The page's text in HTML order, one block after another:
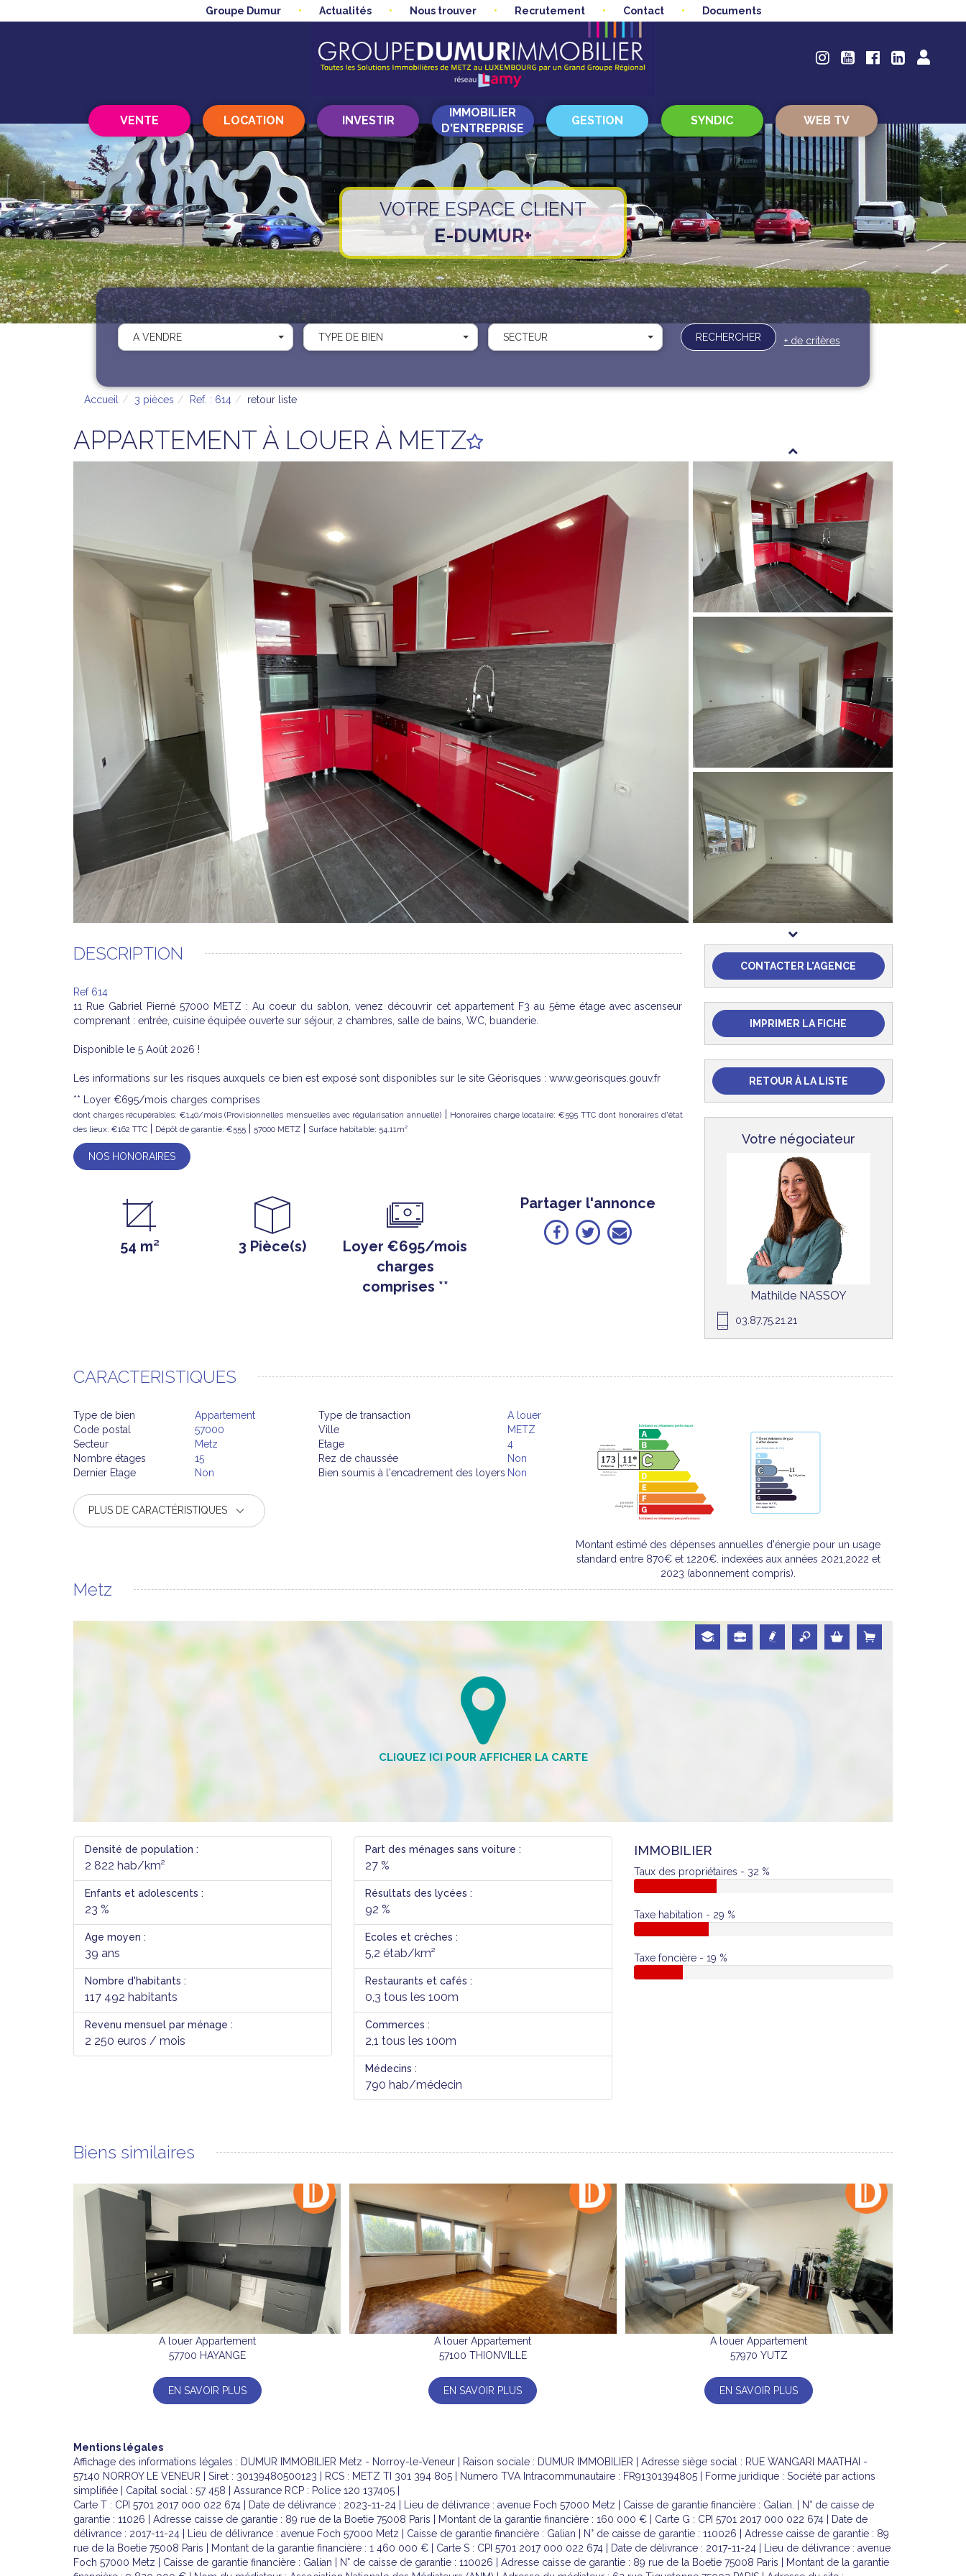
Groupe Dumur Actualités Nous trouver Recrutement Contact Documents
VENTE LOCATION INVESTIR
IMMOBILIER
D'ENTREPRISE
GESTION SYNDIC WEB TV
VOTRE ESPACE CLIENT
E-DUMUR+
A VENDRE TYPE DE BIEN SECTEUR RECHERCHER + de critères
Accueil 3 pièces Ref. : 614 retour liste
APPARTEMENT À LOUER À METZ
DESCRIPTION
Ref 614
11 Rue Gabriel Pierné 57000 METZ : Au coeur du sablon, venez découvrir cet appartement F3 au 5ème étage avec ascenseur
comprenant : entrée, cuisine équipée ouverte sur séjour, 2 chambres, salle de bains, WC, buanderie.
Disponible le 5 Août 2026 !
Les informations sur les risques auxquels ce bien est exposé sont disponibles sur le site Géorisques : www.georisques.gouv.fr
**
Loyer €695/mois charges comprises
dont charges récupérables: €140/mois (Provisionnelles mensuelles avec régularisation annuelle)| Honoraires charge locataire: €595 TTC dont honoraires d'état
des lieux: €162 TTC
Dépôt de garantie: €555 57000 METZ Surface habitable: 54.11m²
NOS HONORAIRES
54 m² 3 Pièce(s)
Loyer €695/mois
charges
comprises **
Partager l'annonce
CONTACTER L'AGENCE
IMPRIMER LA FICHE
RETOUR À LA LISTE
Votre négociateur
Mathilde NASSOY
03.87.75.21.21
CARACTERISTIQUES
Type de bien
Appartement
Code postal
57000
Secteur
Metz
Nombre étages
15
Dernier Etage
Non
Type de transaction
A louer
Ville
METZ
Etage
4
Rez de chaussée
Non
Bien soumis à l'encadrement des loyers Non
PLUS DE CARACTÉRISTIQUES
Montant estimé des dépenses annuelles d'énergie pour un usage
standard entre 870€ et 1220€. indexées aux années 2021,2022 et
2023 (abonnement compris).
Metz
Densité de population :
2 822 hab/km²
Enfants et adolescents :
23 %
Age moyen :
39 ans
Nombre d'habitants :
117 492 habitants
Revenu mensuel par ménage :
2 250 euros / mois
Part des ménages sans voiture :
27 %
Résultats des lycées :
92 %
Ecoles et crèches :
5,2 étab/km²
Restaurants et cafés :
0,3 tous les 100m
Commerces :
2,1 tous les 100m
Médecins :
790 hab/médecin
IMMOBILIER
Taux des propriétaires - 32 %
Taxe habitation - 29 %
Taxe foncière - 19 %
Biens similaires
A louer Appartement
57700 HAYANGE
EN SAVOIR PLUS
A louer Appartement
57100 THIONVILLE
EN SAVOIR PLUS
A louer Appartement
57970 YUTZ
EN SAVOIR PLUS
Mentions légales
Affichage des informations légales : DUMUR IMMOBILIER Metz - Norroy-le-Veneur | Raison sociale : DUMUR IMMOBILIER | Adresse siège social : RUE WANGARI MAATHAI -
57140 NORROY LE VENEUR | Siret : 30139480500123 | RCS : METZ TI 301 394 805 | Numero TVA Intracommunautaire : FR91301394805 | Forme juridique : Société par actions
simplifiée | Capital social : 57 458 | Assurance RCP : Police 120 137405 |
Carte T : CPI 5701 2017 000 022 674 | Date de délivrance : 2023-11-24 | Lieu de délivrance : avenue Foch 57000 Metz | Caisse de garantie financière : Galian. | N° de caisse de
garantie : 11026 | Adresse caisse de garantie : 89 rue de la Boetie 75008 Paris | Montant de la garantie financière : 160 000 € | Carte G : CPI 5701 2017 000 022 674 | Date de
délivrance : 2017-11-24 | Lieu de délivrance : avenue Foch 57000 Metz | Caisse de garantie financière : Galian | N° de caisse de garantie : 110026 | Adresse caisse de garantie : 89
rue de la Boetie 75008 Paris | Montant de la garantie financière : 1 460 000 € | Carte S : CPI 5701 2017 000 022 674 | Date de délivrance : 2017-11-24 | Lieu de délivrance : avenue
Foch 57000 Metz | Caisse de garantie financière : Galian | N° de caisse de garantie : 110026 | Adresse caisse de garantie : 89 rue de la Boetie 75008 Paris | Montant de la garantie